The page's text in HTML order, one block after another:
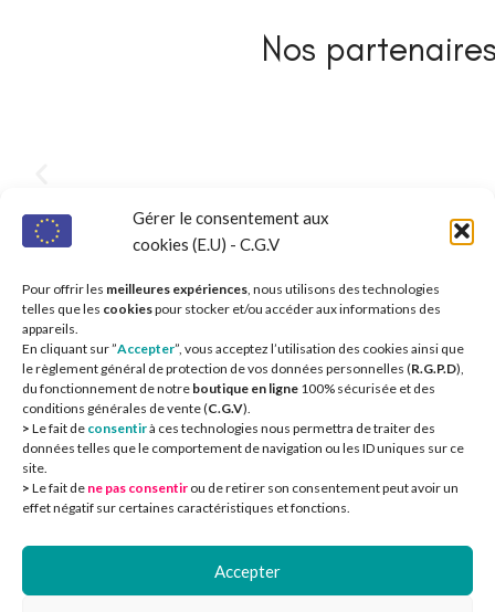
Gérer le consentement aux
cookies (E.U) - C.G.V
Pour offrir les meilleures expériences, nous utilisons des technologies
telles que les cookiespour stocker et/ou accéder aux informations des
appareils.
En cliquant sur ”Accepter”, vous acceptez l’utilisation des cookies ainsi que
le règlement général de protection de vos données personnelles (R.G.P.D),
du fonctionnement de notre boutique en ligne 100% sécurisée et des
conditions générales de vente (C.G.V).
> Le fait de consentirà ces technologies nous permettra de traiter des
données telles que le comportement de navigation ou les ID uniques sur ce
site.
> Le fait de ne pas consentir ou de retirer son consentement peut avoir un
effet négatif sur certaines caractéristiques et fonctions.
Accepter
Nos